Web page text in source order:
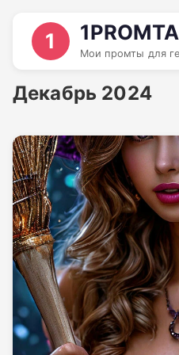
1 Мои промты для
Декабрь 2024